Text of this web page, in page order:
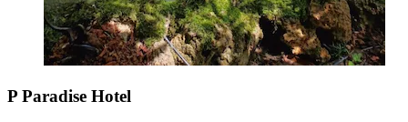
P Paradise Hotel